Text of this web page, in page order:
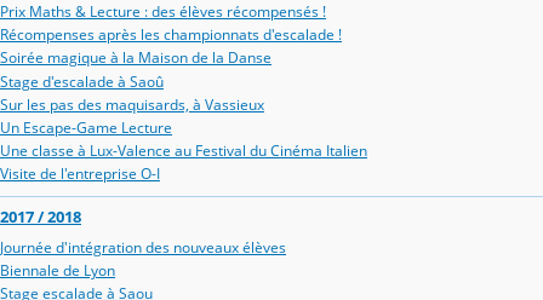
Prix Maths & Lecture : des élèves récompensés !
Récompenses après les championnats d'escalade !
Soirée magique à la Maison de la Danse
Stage d'escalade à Saoû
Sur les pas des maquisards, à Vassieux
Un Escape-Game Lecture
Une classe à Lux-Valence au Festival du Cinéma Italien
Visite de l'entreprise O-I
2017 / 2018
Journée d'intégration des nouveaux élèves
Biennale de Lyon
Stage escalade à Saou